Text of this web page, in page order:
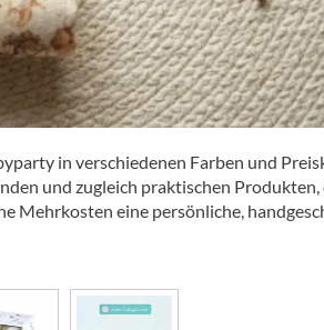
in verschiedenen Farben und
und zugleich praktischen Produkten,
Mehrkosten eine persönliche,